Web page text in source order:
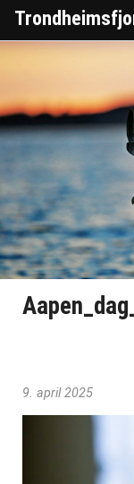
9. april 2025